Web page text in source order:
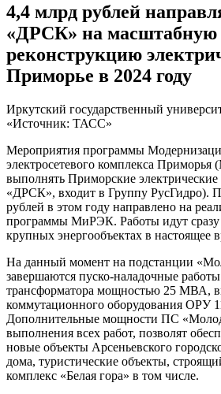
4,4 млрд рублей
«ДРСК» на масштабную
реконструкцию
Приморье в 2024 году
Иркутский государственный
«Источник: ТАСС»
Мероприятия программы
электросетевого комплекса
выполнять Приморские
«ДРСК», входит в Группу РусГидро).
рублей в этом году направлено на
программы МиРЭК. Работы идут сразу
крупных энергообъектах в настоящее
На данный момент на подстанции
завершаются пуско-наладочные
трансформатора мощностью 25 МВА,
коммутационного оборудования ОРУ
Дополнительные мощности ПС
выполнения всех работ, позволят
новые объекты Арсеньевского
дома, туристические объекты,
комплекс «Белая гора» в том числе.